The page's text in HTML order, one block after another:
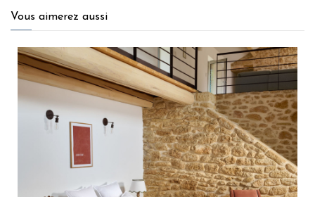
Vous aimerez aussi